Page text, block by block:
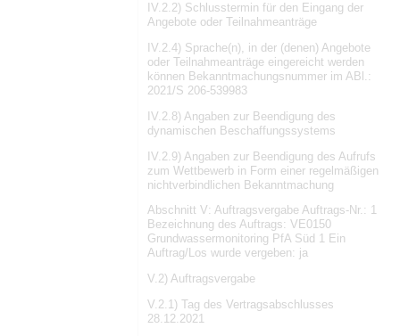
IV.2.2) Schlusstermin für den Eingang der
Angebote oder Teilnahmeanträge
IV.2.4) Sprache(n), in der (denen) Angebote
oder Teilnahmeanträge eingereicht werden
können Bekanntmachungsnummer im ABl.:
2021/S 206-539983
IV.2.8) Angaben zur Beendigung des
dynamischen Beschaffungssystems
IV.2.9) Angaben zur Beendigung des Aufrufs
zum Wettbewerb in Form einer regelmäßigen
nichtverbindlichen Bekanntmachung
Abschnitt V: Auftragsvergabe Auftrags-Nr.: 1
Bezeichnung des Auftrags: VE0150
Grundwassermonitoring PfA Süd 1 Ein
Auftrag/Los wurde vergeben: ja
V.2) Auftragsvergabe
V.2.1) Tag des Vertragsabschlusses
28.12.2021